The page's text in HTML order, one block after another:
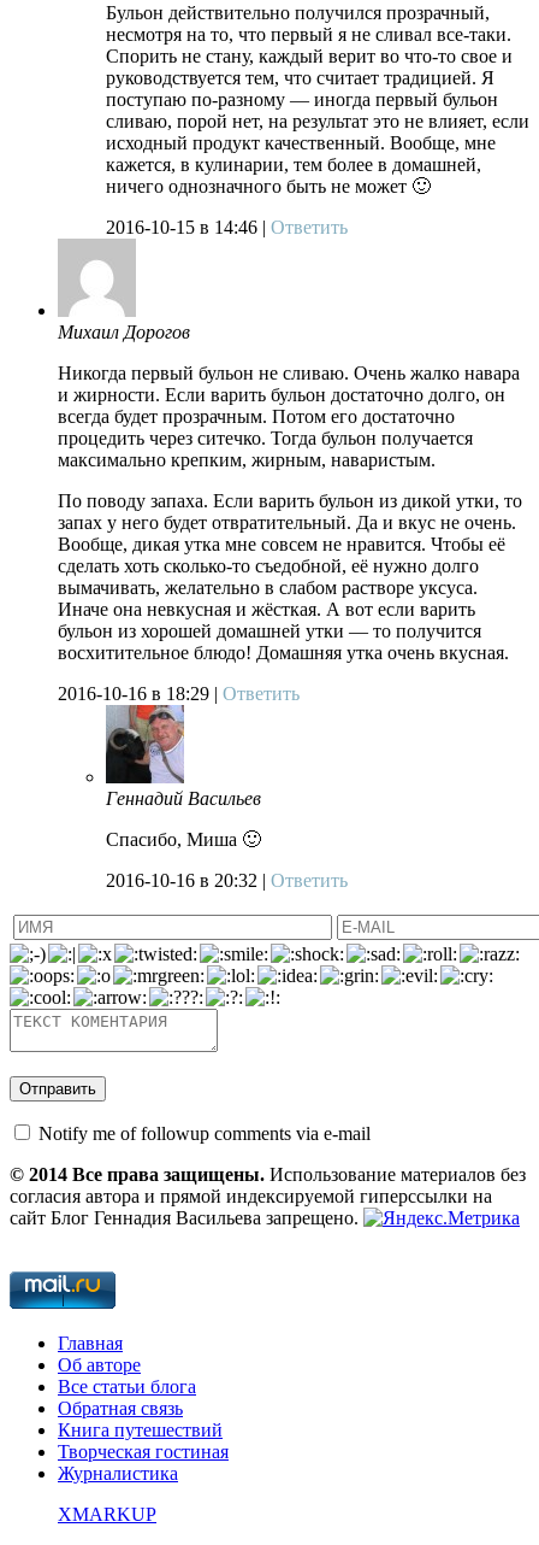
Бульон действительно получился прозрачный,
несмотря на то, что первый я не сливал все-таки.
Спорить не стану, каждый верит во что-то свое и
руководствуется тем, что считает традицией. Я
поступаю по-разному — иногда первый бульон
сливаю, порой нет, на результат это не влияет, если
исходный продукт качественный. Вообще, мне
кажется, в кулинарии, тем более в домашней,
ничего однозначного быть не может 🙂
2016-10-15 в 14:46 | Ответить
Михаил Дорогов
Никогда первый бульон не сливаю. Очень жалко навара
и жирности. Если варить бульон достаточно долго, он
всегда будет прозрачным. Потом его достаточно
процедить через ситечко. Тогда бульон получается
максимально крепким, жирным, наваристым.
По поводу запаха. Если варить бульон из дикой утки, то
запах у него будет отвратительный. Да и вкус не очень.
Вообще, дикая утка мне совсем не нравится. Чтобы её
сделать хоть сколько-то съедобной, её нужно долго
вымачивать, желательно в слабом растворе уксуса.
Иначе она невкусная и жёсткая. А вот если варить
бульон из хорошей домашней утки — то получится
восхитительное блюдо! Домашняя утка очень вкусная.
2016-10-16 в 18:29 | Ответить
Геннадий Васильев
Спасибо, Миша 🙂
2016-10-16 в 20:32 | Ответить
Notify me of followup comments via e-mail
© 2014 Все права защищены. Использование материалов без
согласия автора и прямой индексируемой гиперссылки на
сайт Блог Геннадия Васильева запрещено.
Главная
Об авторе
Все статьи блога
Обратная связь
Книга путешествий
Творческая гостиная
Журналистика
XMARKUP